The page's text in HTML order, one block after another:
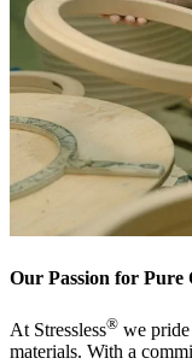
Our Passion for Pure
At Stressless® we
materials. With a